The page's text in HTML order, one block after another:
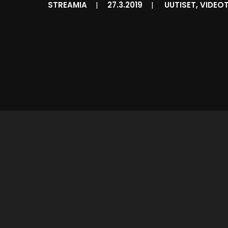
STREAMIA | 27.3.2019 | UUTISET,